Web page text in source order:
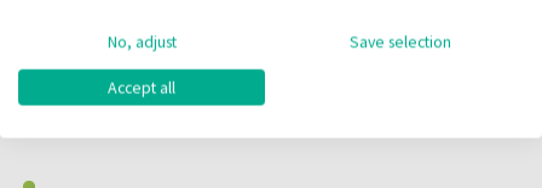
prettig aanvoelen op de huid
Het voldoet aan de EN14683 Type IIR-normen en biedt een
No, adjust Save selection
Accept all